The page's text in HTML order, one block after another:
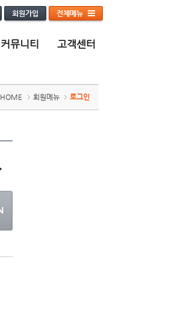
커뮤니티 고객센터
HOME 회원메뉴 로그인